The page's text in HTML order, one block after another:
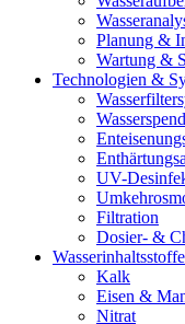
Planung &
Wartung &
Technologien &
UV-
Filtration
Dosier- &
Wasserinhaltsstoffe
Kalk
Eisen &
Nitrat